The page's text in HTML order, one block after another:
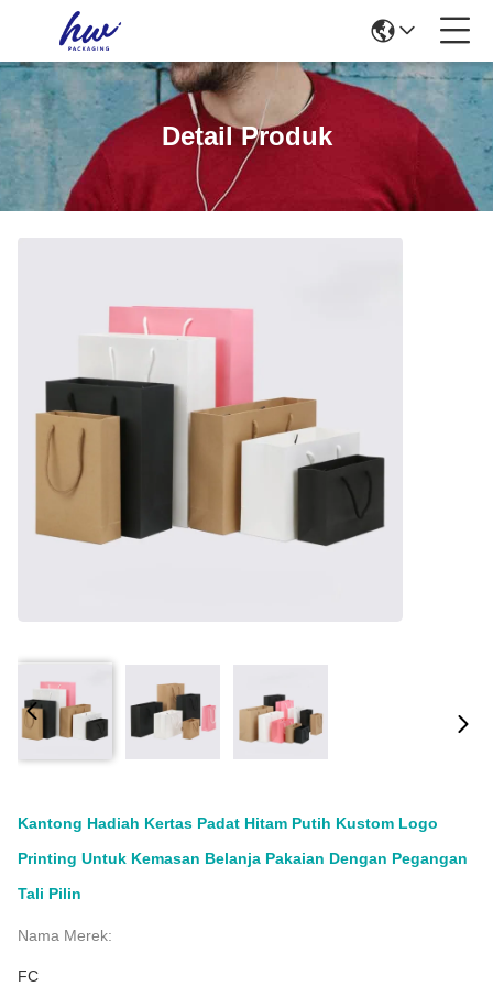
Detail Produk
Kantong Hadiah Kertas Padat Hitam Putih Kustom Logo
Printing Untuk Kemasan Belanja Pakaian Dengan Pegangan
Tali Pilin
Nama Merek:
FC